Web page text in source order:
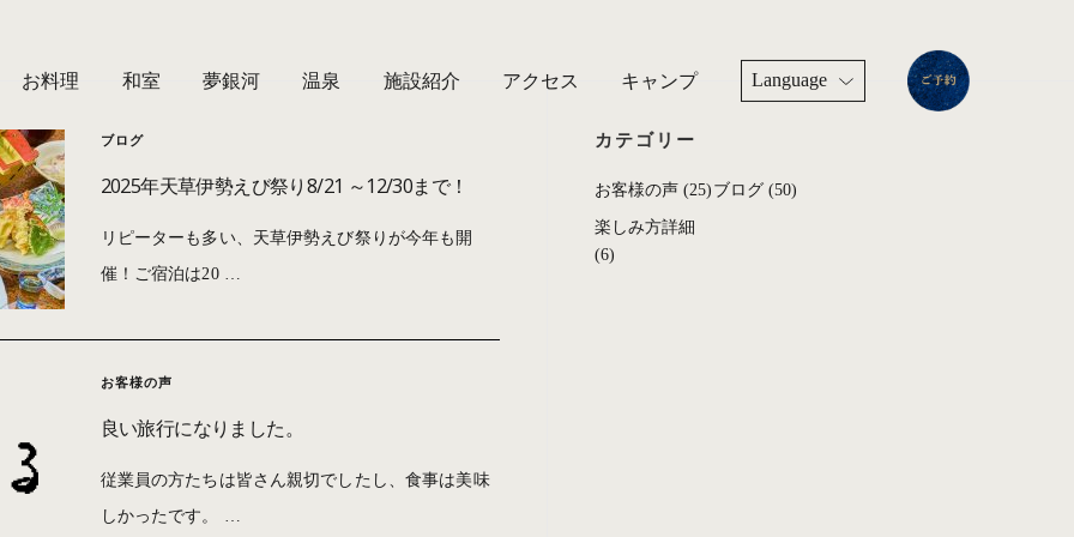
お料理 和室 夢銀河 温泉 施設紹介 アクセス キャンプ Language
ブログ
2025年天草伊勢えび祭り8/21 ～12/30まで！
リピーターも多い、天草伊勢えび祭りが今年も開
催！ご宿泊は20 …
お客様の声
良い旅行になりました。
従業員の方たちは皆さん親切でしたし、食事は美味
しかったです。 …
カテゴリー
お客様の声 (25) ブログ(50)
楽しみ方詳細
(6)